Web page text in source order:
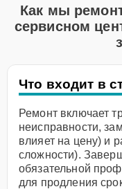
Как мы
сервисном
Что входит в
Ремонт включает
неисправности,
влияет на цену) и
сложности).
обязательной
для продления